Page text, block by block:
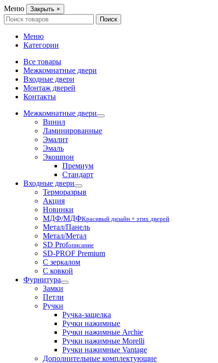
Меню Закрыть ×
Search
for:
Поиск
Меню
Категории
Все товары
Межкомнатные двери
Входные двери
Монтаж дверей
Контакты
Межкомнатные двери
Винил
Ламинированные
Эмалит
Эмаль
Экошпон
Премиум
Стандарт
Входные двери
Терморазрыв
Акция
Новинки
МДФ/МДФКрасивый дизайн + этих дверей
Метал/Панель
Метал/Метал
SD Profописание
SD-PROF Premium
С зеркалом
С ковкой
Фурнитура
Замки
Петли
Ручки
Ручка-защелка
Ручки нажимные
Ручки нажимные Archie
Ручки нажимные Morelli
Ручки нажимные Vantage
Дополнительные комплектующие